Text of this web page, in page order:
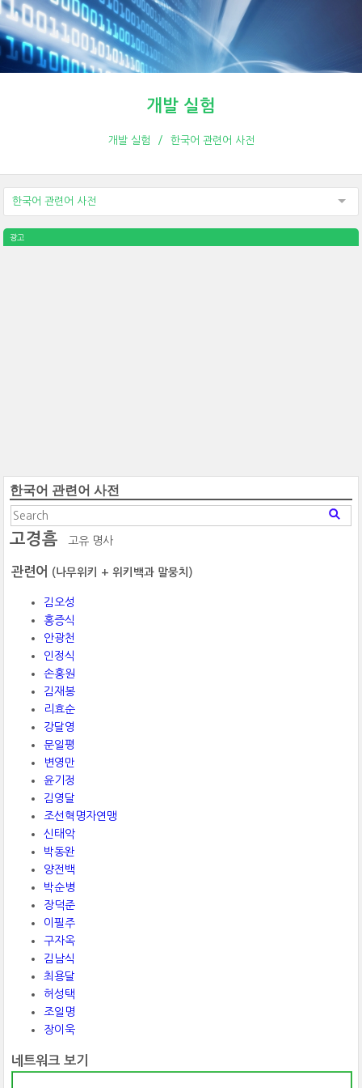
개발 실험
개발 실험 한국어 관련어 사전
한국어 관련어 사전
광고
한국어 관련어 사전
고경흠 고유 명사
관련어 (나무위키 + 위키백과 말뭉치)
김오성
홍증식
안광천
인정식
손홍원
김재봉
리효순
강달영
문일평
변영만
윤기정
김영달
조선혁명자연맹
신태악
박동완
양전백
박순병
장덕준
이필주
구자옥
김남식
최용달
허성택
조일명
장이욱
네트워크 보기